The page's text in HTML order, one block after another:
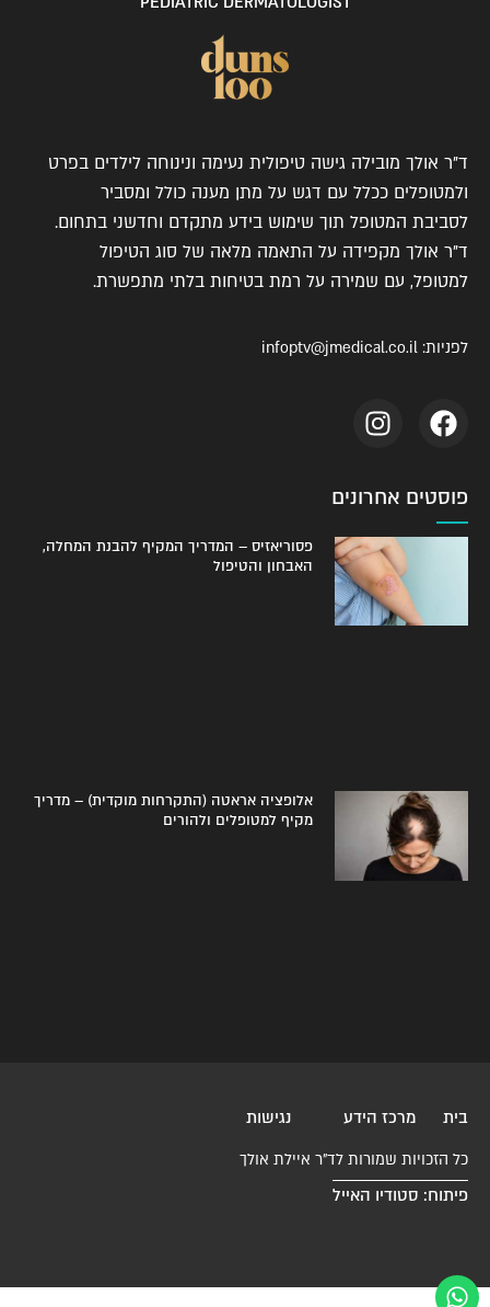
ד"ר אולך מובילה גישה טיפולית נעימה ונינוחה לילדים בפרט
ולמטופלים ככלל עם דגש על מתן מענה כולל ומסביר
לסביבת המטופל תוך שימוש בידע מתקדם וחדשני בתחום.
ד"ר אולך מקפידה על התאמה מלאה של סוג הטיפול
למטופל, עם שמירה על רמת בטיחות בלתי מתפשרת.
לפניות: infoptv@jmedical.co.il
פוסטים אחרונים
פסוריאזיס – המדריך המקיף להבנת המחלה,
האבחון והטיפול
אלופציה אראטה (התקרחות מוקדית) – מדריך
מקיף למטופלים ולהורים
כל הזכויות שמורות לד"ר איילת אולך
פיתוח: סטודיו האייל
בית מרכז הידע נגישות